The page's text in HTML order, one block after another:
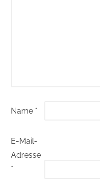
Name *
E-Mail-
Adresse
*